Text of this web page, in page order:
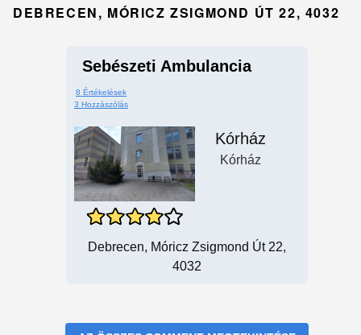
DEBRECEN, MÓRICZ ZSIGMOND ÚT 22, 4032
Sebészeti Ambulancia
8 Értékelések
3 Hozzászólás
Kórház
Kórház
Debrecen, Móricz Zsigmond Út 22,
4032